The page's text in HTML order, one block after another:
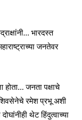
part of the
on our website
worry, we respect
Your information is
भारदस्त
जनतेवर
होता… जनता पक्षाचे
रमेश प्रभू अशी
थेट हिंदुत्वाच्या